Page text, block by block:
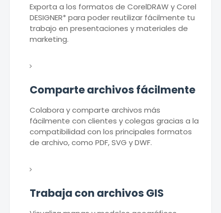
Exporta a los formatos de CorelDRAW y Corel
DESIGNER* para poder reutilizar fácilmente tu
trabajo en presentaciones y materiales de
marketing.
Comparte archivos fácilmente
Colabora y comparte archivos más
fácilmente con clientes y colegas gracias a la
compatibilidad con los principales formatos
de archivo, como PDF, SVG y DWF.
Trabaja con archivos GIS